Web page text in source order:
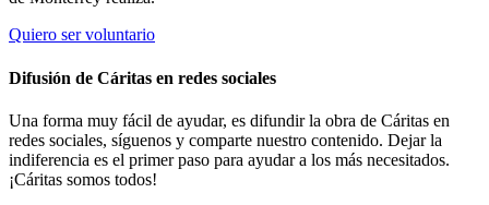
Quiero ser voluntario
Difusión de Cáritas en redes sociales
Una forma muy fácil de ayudar, es difundir la obra de Cáritas en
redes sociales, síguenos y comparte nuestro contenido. Dejar la
indiferencia es el primer paso para ayudar a los más necesitados.
¡Cáritas somos todos!